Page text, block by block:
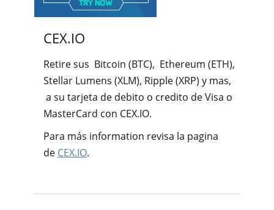
CEX.IO
Retire sus Bitcoin (BTC), Ethereum (ETH),
Stellar Lumens (XLM), Ripple (XRP) y mas,
a su tarjeta de debito o credito de Visa o
MasterCard con CEX.IO.
Para más information revisa la pagina
de CEX.IO.